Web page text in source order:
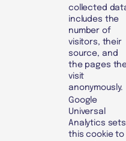
collected
includes the
number of
visitors, their
source, and
the pages
visit
anonymously.
Google
Universal
Analytics sets
this cookie to